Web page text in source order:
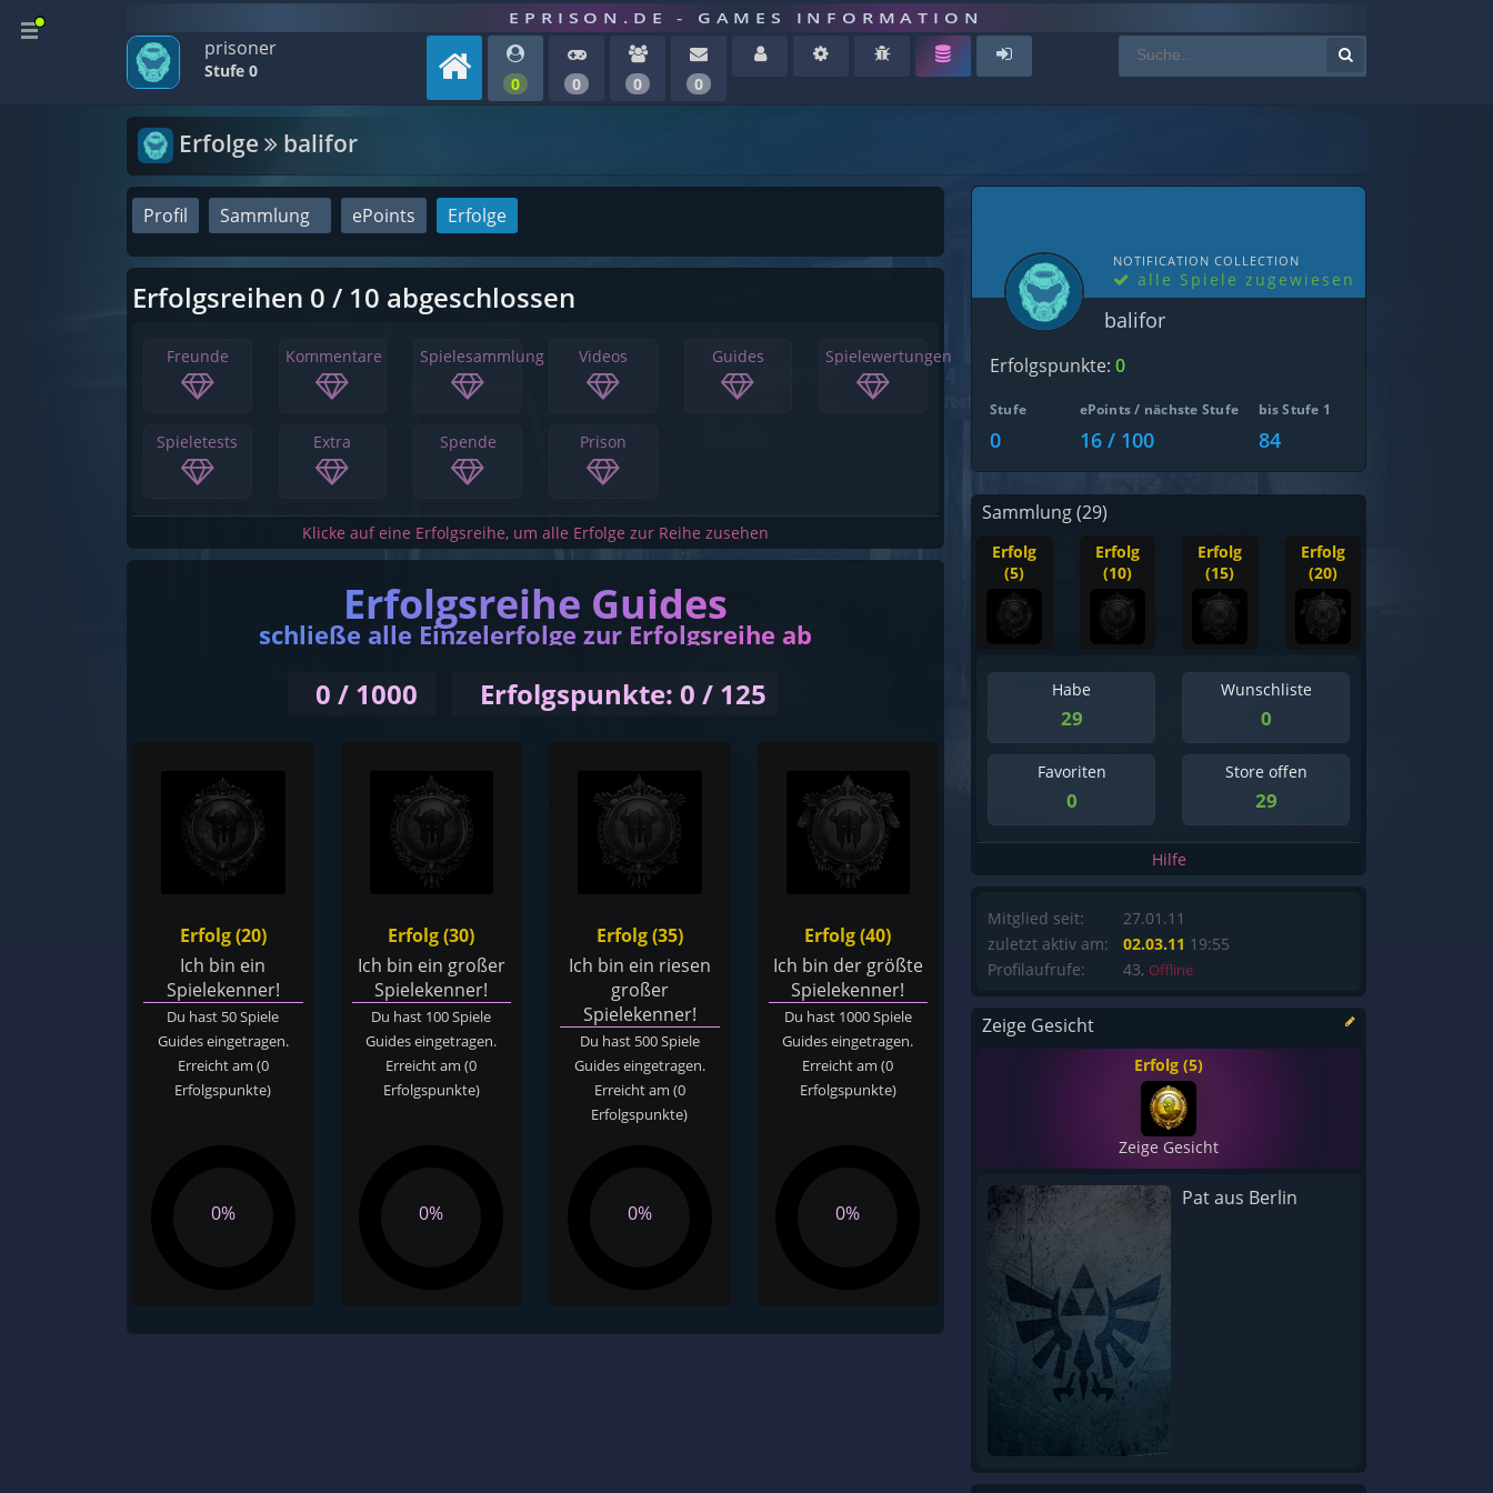
EPRISON.DE - GAMES INFORMATION
prisoner
Stufe 0
0 0 0 0
Erfolge balifor
Profil Sammlung ePoints Erfolge
Erfolgsreihen 0 / 10 abgeschlossen
Freunde Kommentare Spielesammlung Videos Guides Spielewertungen
Spieletests Extra Spende Prison
Klicke auf eine Erfolgsreihe, um alle Erfolge zur Reihe zusehen
Erfolgsreihe Guides
schließe alle Einzelerfolge zur Erfolgsreihe ab
0 / 1000 Erfolgspunkte: 0 / 125
Erfolg (20)
Ich bin ein
Spielekenner!
Du hast 50 Spiele
Guides eingetragen.
Erreicht am (0
Erfolgspunkte)
0%
Erfolg (30)
Ich bin ein großer
Spielekenner!
Du hast 100 Spiele
Guides eingetragen.
Erreicht am(0
Erfolgspunkte)
0%
Erfolg (35)
Ich bin ein riesen
großer
Spielekenner!
Du hast 500 Spiele
Guides eingetragen.
Erreicht am (0
Erfolgspunkte)
0%
Erfolg (40)
Ich bin der größte
Spielekenner!
Du hast 1000 Spiele
Guides eingetragen.
Erreicht am(0
Erfolgspunkte)
0%
NOTIFICATION COLLECTION
alle Spiele zugewiesen
balifor
Erfolgspunkte: 0
Stufe
0
ePoints / nächste Stufe
16 / 100
bis Stufe 1
84
Sammlung (29)
Erfolg
(5)
Erfolg
(10)
Erfolg
(15)
Erfolg
(20)
Habe
29
Wunschliste
0
Favoriten
0
Store offen
29
Hilfe
Mitglied seit:
zuletzt aktiv am:
Profilaufrufe:
27.01.11
02.03.11 19:55
43, Offline
Zeige Gesicht
Erfolg (5)
Zeige Gesicht
Pat aus Berlin